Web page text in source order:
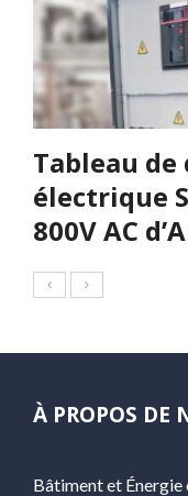
Tableau
électrique
800V AC
À PROPOS DE
Bâtiment et